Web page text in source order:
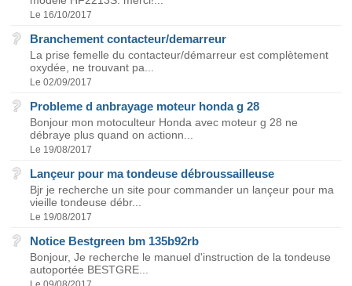
Le 16/10/2017
Branchement contacteur/demarreur
La prise femelle du contacteur/démarreur est complètement
oxydée, ne trouvant pa...
Le 02/09/2017
Probleme d anbrayage moteur honda g 28
Bonjour mon motoculteur Honda avec moteur g 28 ne
débraye plus quand on actionn...
Le 19/08/2017
Lançeur pour ma tondeuse débroussailleuse
Bjr je recherche un site pour commander un lançeur pour ma
vieille tondeuse débr...
Le 19/08/2017
Notice Bestgreen bm 135b92rb
Bonjour, Je recherche le manuel d'instruction de la tondeuse
autoportée BESTGRE...